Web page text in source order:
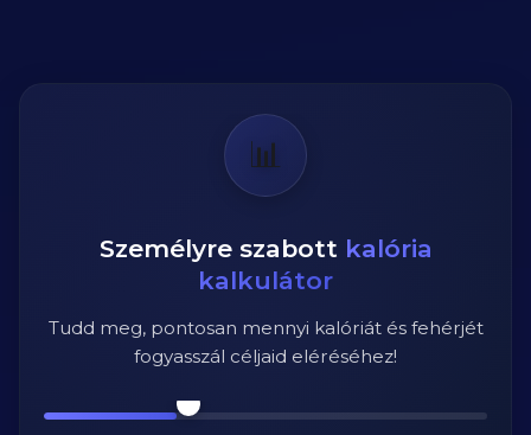
📊
Személyre szabott kalória
kalkulátor
Tudd meg, pontosan mennyi kalóriát és fehérjét
fogyasszál céljaid eléréséhez!